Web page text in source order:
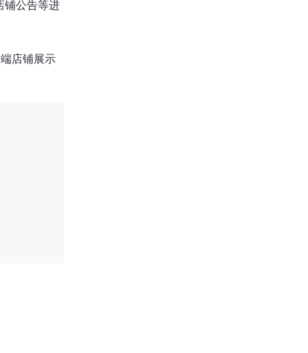
铺公告等进
店铺展示